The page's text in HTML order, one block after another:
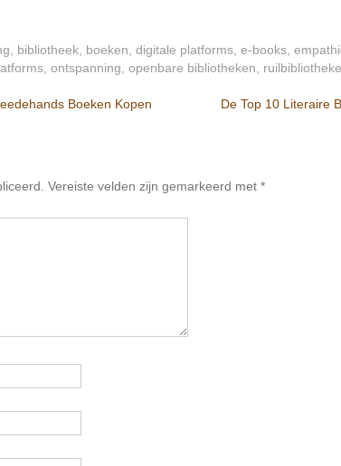
bibliotheek boeken digitale platforms e-books
ontspanning openbare bibliotheken
Boeken Kopen De Top 10 Literaire
Vereiste velden zijn gemarkeerd met *